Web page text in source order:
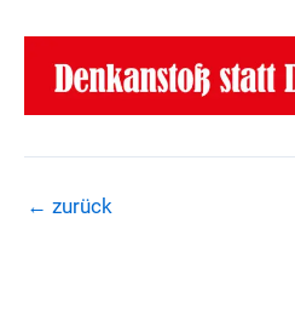
← zurück